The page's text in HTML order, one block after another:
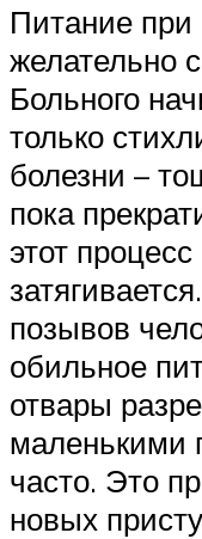
Питание при
желательно
Больного
только
болезни –
пока
этот
позывов
обильное
отвары
маленькими
часто. Это
новых